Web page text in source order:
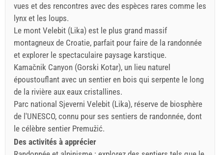
vues et des rencontres avec des espèces rares comme les
lynx et les loups.
Le mont Velebit (Lika) est le plus grand massif
montagneux de Croatie, parfait pour faire de la randonnée
et explorer le spectaculaire paysage karstique.
Kamačnik Canyon (Gorski Kotar), un lieu naturel
époustouflant avec un sentier en bois qui serpente le long
de la rivière aux eaux cristallines.
Parc national Sjeverni Velebit (Lika), réserve de biosphère
de l'UNESCO, connu pour ses sentiers de randonnée, dont
le célèbre sentier Premužić.
Des activités à apprécier